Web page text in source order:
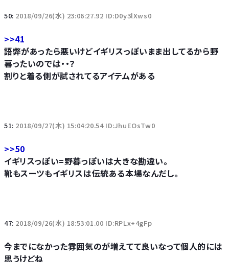
50: 2018/09/26(水) 23:06:27.92 ID:D0y3lXws0
>>41
語弊があったら悪いけどイギリスっぽいまま出してるから野
暮ったいのでは・・？
割りと着る側が試されてるアイテムがある
51: 2018/09/27(木) 15:04:20.54 ID:JhuEOsTw0
>>50
イギリスっぽい=野暮っぽいは大きな勘違い。
靴もスーツもイギリスは伝統ある本場なんだし。
47: 2018/09/26(水) 18:53:01.00 ID:RPLx+4gFp
今までになかった雰囲気のが増えてて良いなって個人的には
思うけどね